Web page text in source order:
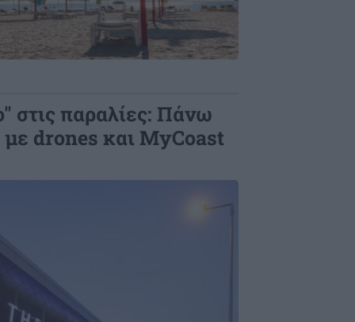
στις παραλίες: Πάνω
με drones και MyCoast